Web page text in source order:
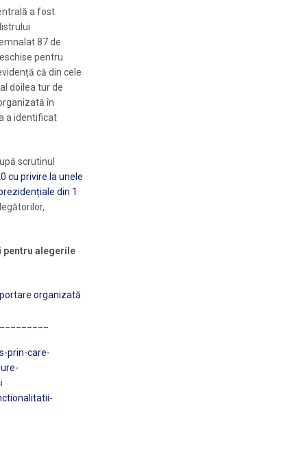
a fost
87 de
pentru
că din cele
doilea tur de
în
a identificat
scrutinul
cu privire la unele
din 1
pentru alegerile
organizată
prin-care-